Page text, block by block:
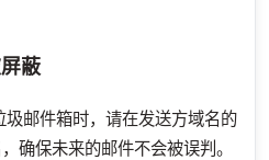
蔽
邮件箱时，请在发送方域名的
确保未来的邮件不会被误判。